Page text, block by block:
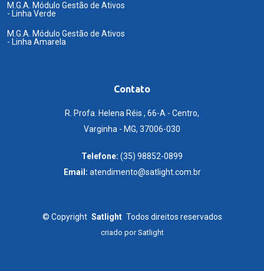
M.G.A. Módulo Gestão de Ativos
- Linha Verde
M.G.A. Módulo Gestão de Ativos
- Linha Amarela
Contato
R. Profa. Helena Réis , 66-A - Centro,
Varginha - MG, 37006-030
Telefone: (35) 98852-0899
Email: atendimento@satlight.com.br
© Copyright Satlight Todos direitos reservados
criado porSatlight